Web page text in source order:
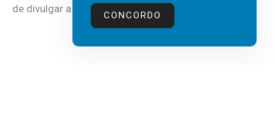
de divulgar a mais recente...
CONCORDO